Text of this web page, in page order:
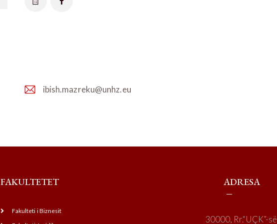
ibish.mazreku@unhz.eu
FAKULTETET
Fakulteti i Biznesit
ADRESA
30000, Rr.“UÇK”-së